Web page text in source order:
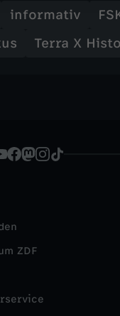
informativ
Terra X
ZDF